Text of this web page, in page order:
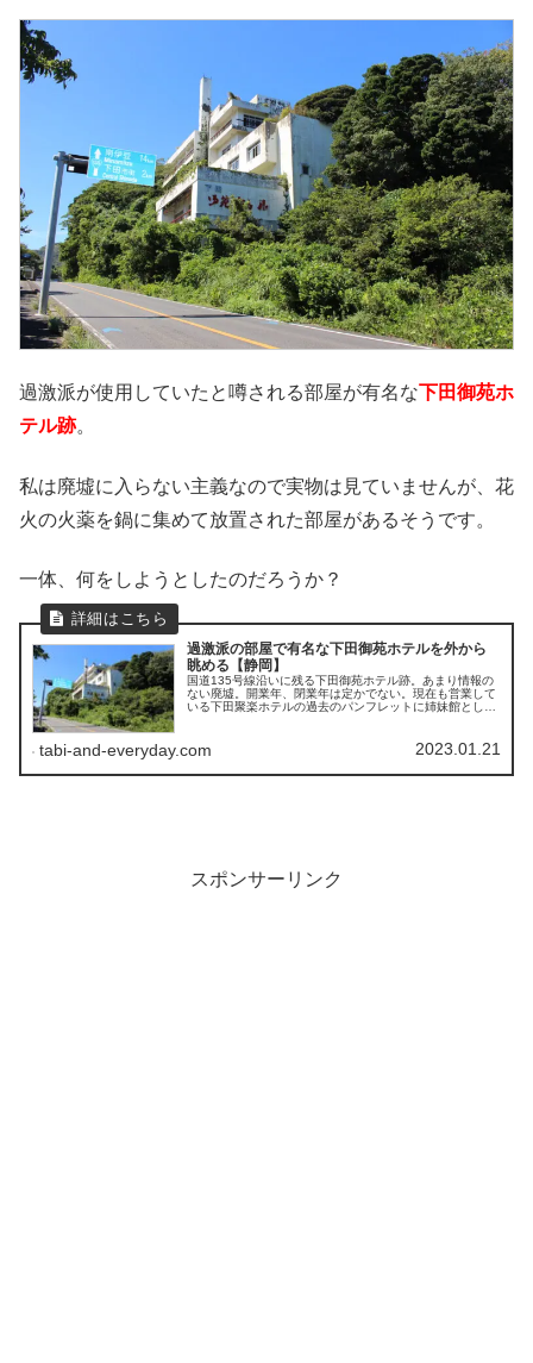
過激派が使用していたと噂される部屋が有名な下田御苑ホ
テル跡。
私は廃墟に入らない主義なので実物は見ていませんが、花
火の火薬を鍋に集めて放置された部屋があるそうです。
一体、何をしようとしたのだろうか？
過激派の部屋で有名な下田御苑ホテルを外から
眺める【静岡】
国道135号線沿いに残る下田御苑ホテル跡。あまり情報の
ない廃墟。開業年、閉業年は定かでない。現在も営業して
いる下田聚楽ホテルの過去のパンフレットに姉妹館として
tabi-and-everyday.com 2023.01.21
スポンサーリンク